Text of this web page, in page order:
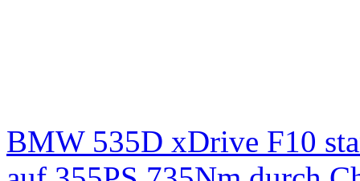
BMW 535D xDrive F10